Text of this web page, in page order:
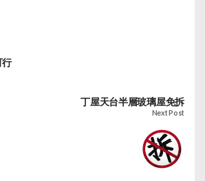
行
丁屋天台半層玻璃屋免拆
Next Post